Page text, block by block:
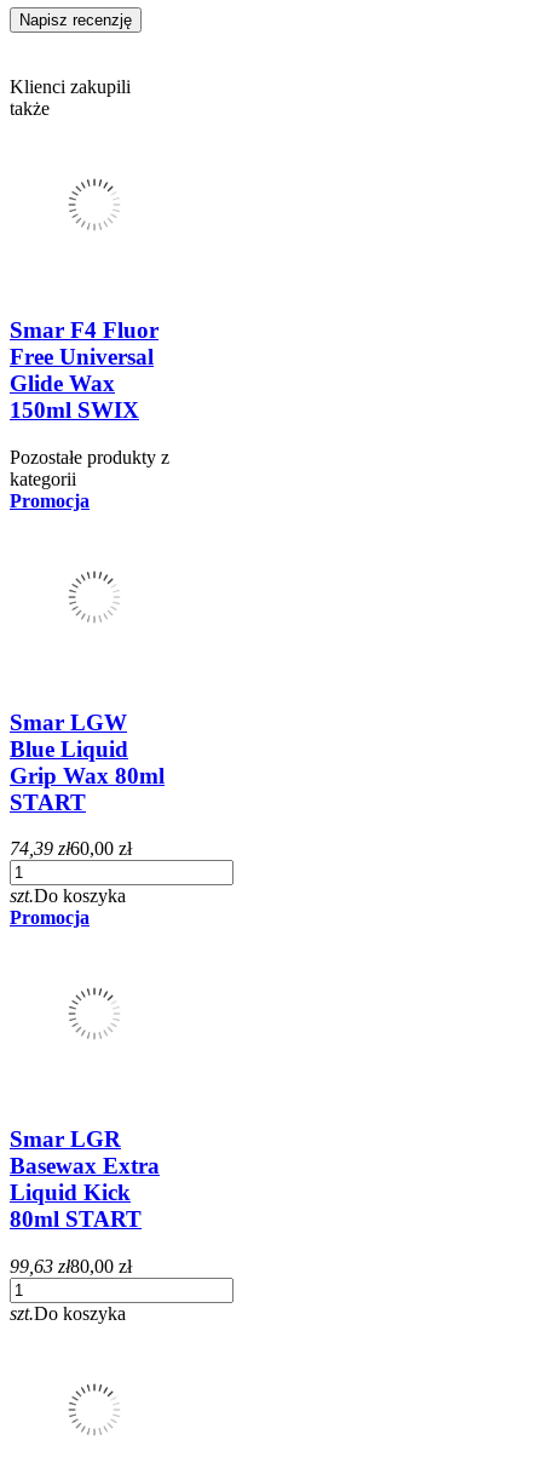
Napisz recenzję
Klienci zakupili
także
Smar F4 Fluor
Free Universal
Glide Wax
150ml SWIX
Pozostałe produkty z
kategorii
Promocja
Smar LGW
Blue Liquid
Grip Wax 80ml
START
74,39 zł60,00 zł
szt.Do koszyka
Promocja
Smar LGR
Basewax Extra
Liquid Kick
80ml START
99,63 zł80,00 zł
szt.Do koszyka